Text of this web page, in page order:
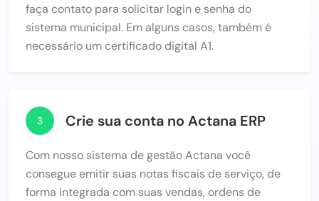
faça contato para solicitar login e senha do
sistema municipal. Em alguns casos, também é
necessário um certificado digital A1.
3 Crie sua conta no Actana ERP
Com nosso sistema de gestão Actana você
consegue emitir suas notas fiscais de serviço, de
forma integrada com suas vendas, ordens de